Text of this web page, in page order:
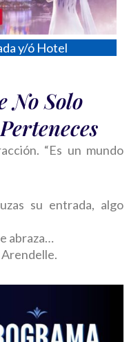
y/ó Hotel
No Solo
“Es un mundo
su entrada, algo
abraza…